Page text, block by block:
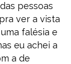
pessoas
ver a vista
falésia e
eu achei a
a de